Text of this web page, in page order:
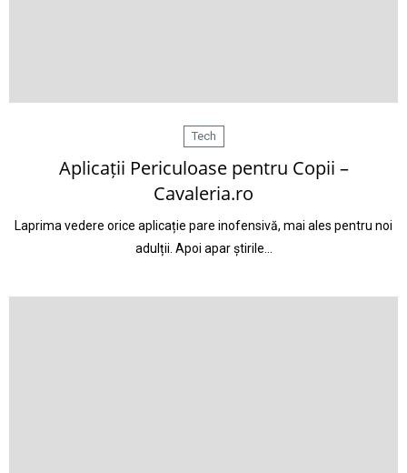
Tech
Aplicații Periculoase pentru Copii –
Cavaleria.ro
Laprima vedere orice aplicație pare inofensivă, mai ales pentru noi
adulții. Apoi apar știrile…